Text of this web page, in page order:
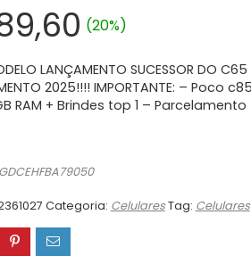
O
atual
é:
R$1.289,60.
(20%)
LANÇAMENTO SUCESSOR DO C65
2025!!!! IMPORTANTE: – Poco c85
RAM + Brindes top 1 – Parcelamento
Categoria: CelularesTag: Celulares